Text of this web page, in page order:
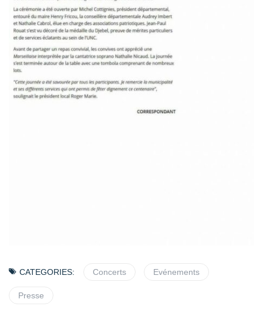
CATEGORIES: Concerts Evénements
Presse